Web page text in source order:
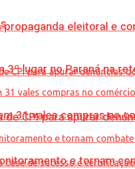
propaganda eleitoral e
CPI para apurar
3º lugar no Paraná na
31 vales compras no
e tornam